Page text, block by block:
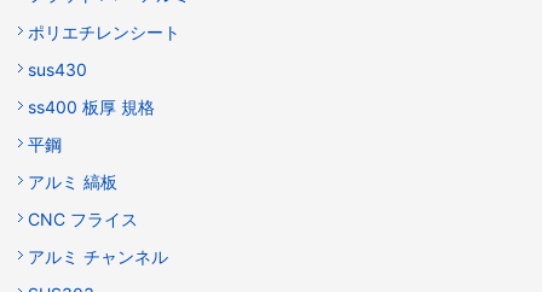
ポリエチレンシート
sus430
ss400 板厚 規格
平鋼
アルミ 縞板
CNC フライス
アルミ チャンネル